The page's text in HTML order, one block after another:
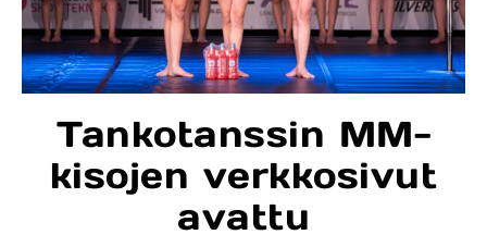
Tankotanssin MM-
kisojen verkkosivut
avattu